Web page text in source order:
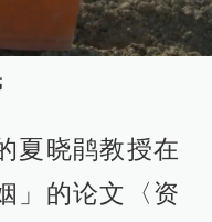
夏晓鹃教授在
」的论文〈资